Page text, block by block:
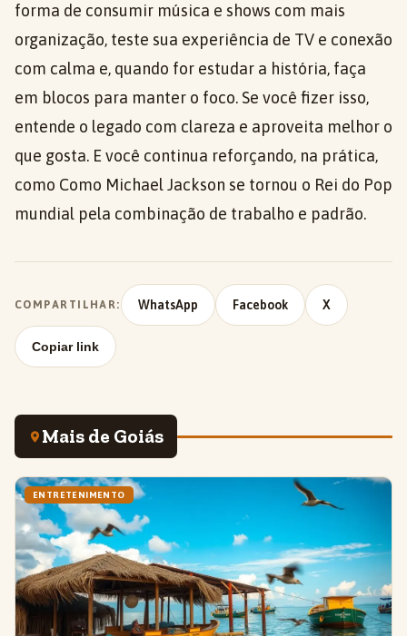
forma de consumir música e shows com mais
organização, teste sua experiência de TV e conexão
com calma e, quando for estudar a história, faça
em blocos para manter o foco. Se você fizer isso,
entende o legado com clareza e aproveita melhor o
que gosta. E você continua reforçando, na prática,
como Como Michael Jackson se tornou o Rei do Pop
mundial pela combinação de trabalho e padrão.
COMPARTILHAR: WhatsApp Facebook X
Copiar link
Mais de Goiás
ENTRETENIMENTO